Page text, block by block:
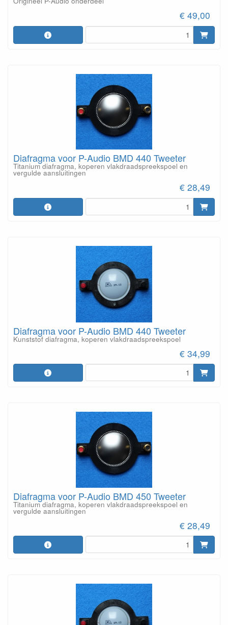
€ 49,00
Diafragma voor P-Audio BMD 440 Tweeter
Titanium diafragma, koperen vlakdraadspreekspoel en
vergulde aansluitingen
€ 28,49
Diafragma voor P-Audio BMD 440 Tweeter
Kunststof diafragma, koperen vlakdraadspreekspoel
€ 34,99
Diafragma voor P-Audio BMD 450 Tweeter
Titanium diafragma, koperen vlakdraadspreekspoel en
vergulde aansluitingen
€ 28,49